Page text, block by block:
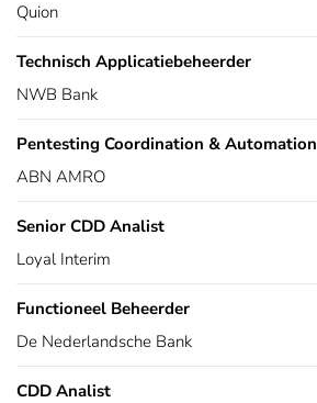
Quion
Technisch Applicatiebeheerder
NWB Bank
Pentesting Coordination & Automation
ABN AMRO
Senior CDD Analist
Loyal Interim
Functioneel Beheerder
De Nederlandsche Bank
CDD Analist